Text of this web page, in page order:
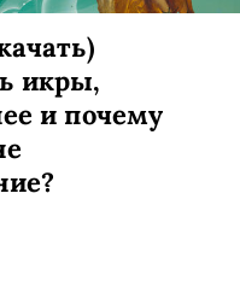
икры,
и почему